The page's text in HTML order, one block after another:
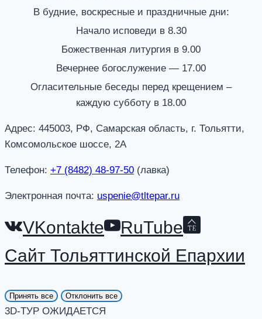
В будние, воскресные и праздничные дни:
Начало исповеди в 8.30
Божественная литургия в 9.00
Вечернее богослужение — 17.00
Огласительные беседы перед крещением –
каждую субботу в 18.00
Адрес: 445003, РФ, Самарская область, г. Тольятти,
Комсомольское шоссе, 2А
Телефон: +7 (8482) 48-97-50 (лавка)
Электронная почта: uspenie@tltepar.ru
VKontakte
RuTube
Сайт Тольяттинской Епархии
Принять все Отклонить все
3D-ТУР ОЖИДАЕТСЯ